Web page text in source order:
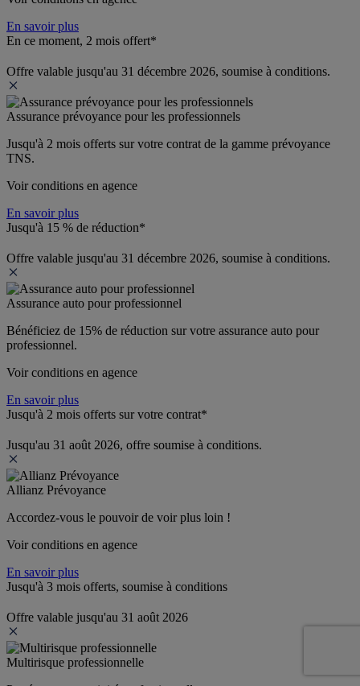
En savoir plus
En ce moment, 2 mois offert*
Offre valable jusqu'au 31 décembre 2026, soumise à conditions.
Assurance prévoyance pour les professionnels
Jusqu'à 2 mois offerts sur votre contrat de la gamme prévoyance
TNS.
Voir conditions en agence
En savoir plus
Jusqu'à 15 % de réduction*
Offre valable jusqu'au 31 décembre 2026, soumise à conditions.
Assurance auto pour professionnel
Bénéficiez de 15% de réduction sur votre assurance auto pour
professionnel.
Voir conditions en agence
En savoir plus
Jusqu'à 2 mois offerts sur votre contrat*
Jusqu'au 31 août 2026, offre soumise à conditions.
Allianz Prévoyance
Accordez-vous le pouvoir de voir plus loin !
Voir conditions en agence
En savoir plus
Jusqu'à 3 mois offerts, soumise à conditions
Offre valable jusqu'au 31 août 2026
Multirisque professionnelle